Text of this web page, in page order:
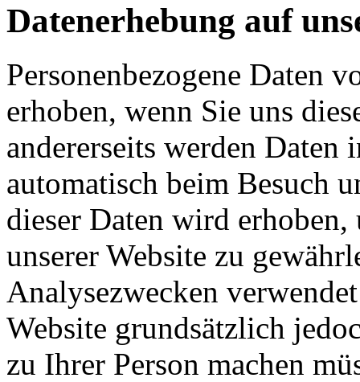
Datenerhebung auf
Personenbezogene Daten
erhoben, wenn Sie uns
andererseits werden Daten
automatisch beim Besuch
dieser Daten wird
unserer Website zu
Analysezwecken
Website grundsätzlich
zu Ihrer Person machen